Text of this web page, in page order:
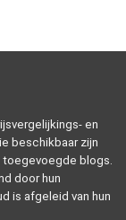
en
beschikbaar zijn
toegevoegde blogs.
door hun
is afgeleid van hun